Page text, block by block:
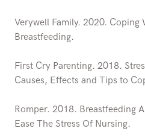
Verywell Family. 2020. Coping
Breastfeeding.
First Cry Parenting. 2018.
Causes, Effects and Tips to
Romper. 2018. Breastfeeding
Ease The Stress Of Nursing.